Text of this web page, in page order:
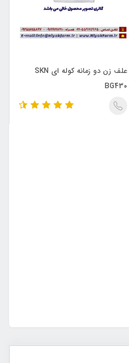
علف زن دو زمانه کوله ای SKN
BG430